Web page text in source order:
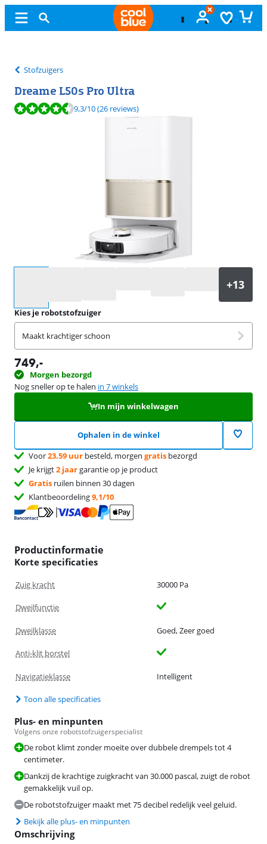
Stofzuigers
Dreame L50s Pro Ultra
Beoordeling is 9,3 van de 10, gebaseerd op 26 reviews.
9,3/10(26 reviews)
Kies je robotstofzuiger
Maakt krachtiger schoon
749,-
Morgen bezorgd
Nog sneller op te halen in 7 winkels
In mijn winkelwagen
Ophalen in de winkel
Voor23.59 uur besteld, morgen gratis bezorgd
Je krijgt2 jaargarantie op je product
Gratis ruilen binnen 30 dagen
Klantbeoordeling9,1/10
Productinformatie
Korte specificaties
Zuig kracht 30000 Pa
Dweilfunctie
Dweilklasse Goed, Zeer goed
Anti-klit borstel
Navigatieklasse Intelligent
Toon alle specificaties
Plus- en minpunten
Volgens onze robotstofzuigerspecialist
De robot klimt zonder moeite over dubbele drempels tot 4
centimeter.
Dankzij de krachtige zuigkracht van 30.000 pascal, zuigt de robot
gemakkelijk vuil op.
De robotstofzuiger maakt met 75 decibel redelijk veel geluid.
Bekijk alle plus- en minpunten
Omschrijving